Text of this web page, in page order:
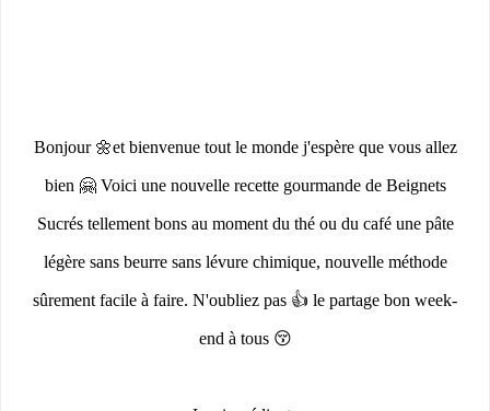
Bonjour 🌼et bienvenue tout le monde j'espère que vous allez
bien 🤗 Voici une nouvelle recette gourmande de Beignets
Sucrés tellement bons au moment du thé ou du café une pâte
légère sans beurre sans lévure chimique, nouvelle méthode
sûrement facile à faire. N'oubliez pas 👍 le partage bon week-
end à tous 😚